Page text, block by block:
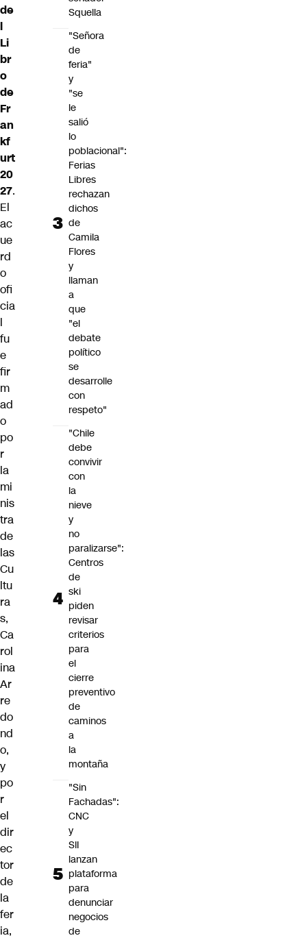
de
l
Li
br
o
de
Fr
an
kf
urt
20
27.
El
ac
ue
rd
o
ofi
cia
l
fu
e
fir
m
ad
o
po
r
la
mi
nis
tra
de
las
Cu
ltu
ra
s,
Ca
rol
ina
Ar
re
do
nd
o,
y
po
r
el
dir
ec
tor
de
la
fer
ia,
Squella
"Señora
de
feria"
y
"se
le
salió
lo
poblacional":
Ferias
Libres
rechazan
dichos
de
Camila
Flores
y
llaman
a
que
"el
debate
político
se
desarrolle
con
respeto"
"Chile
debe
convivir
con
la
nieve
y
no
paralizarse":
Centros
de
ski
piden
revisar
criterios
para
el
cierre
preventivo
de
caminos
a
la
montaña
"Sin
Fachadas":
CNC
y
SII
lanzan
plataforma
para
denunciar
negocios
de